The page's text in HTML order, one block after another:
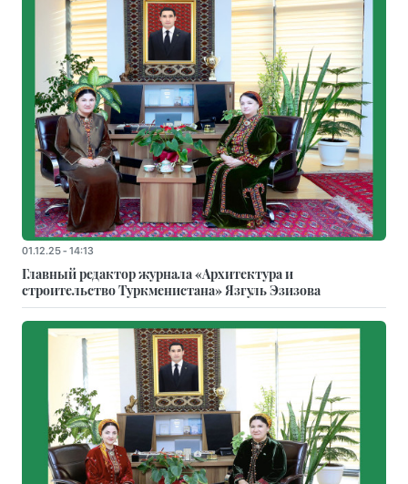
01.12.25 - 14:13
Главный редактор журнала «Архитектура и
строительство Туркменистана» Язгуль Эзизова